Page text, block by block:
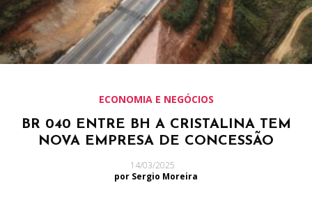
ECONOMIA E NEGÓCIOS
BR 040 ENTRE BH A CRISTALINA TEM
NOVA EMPRESA DE CONCESSÃO
14/03/2025
por Sergio Moreira